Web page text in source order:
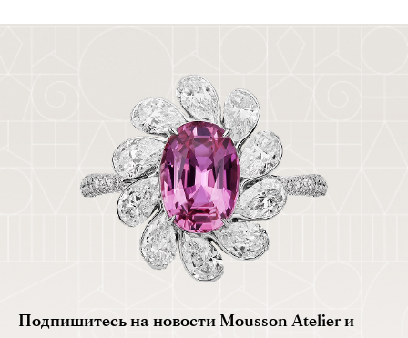
Подпишитесь на новости Mousson Atelier и